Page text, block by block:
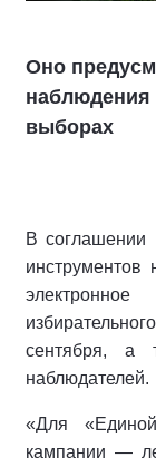
Оно
наблюдения
выборах
В соглашении
инструментов
сентября, а
наблюдателей.
«Для
кампании —